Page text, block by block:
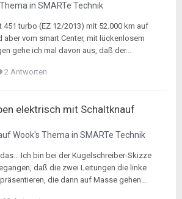
in SMARTe Technik
451 turbo (EZ 12/2013) mit 52.000 km auf
aber vom smart Center, mit lückenlosem
gehe ich mal davon aus, daß der...
2 Antworten
elektrisch mit Schaltknauf
Wook's Thema in SMARTe Technik
Ich bin bei der Kugelschreiber-Skizze
daß die zwei Leitungen die linke
die dann auf Masse gehen...